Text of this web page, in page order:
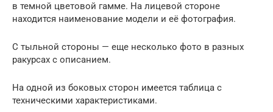
в темной цветовой гамме. На лицевой стороне
находится наименование модели и её фотография.
С тыльной стороны — еще несколько фото в разных
ракурсах с описанием.
На одной из боковых сторон имеется таблица с
техническими характеристиками.